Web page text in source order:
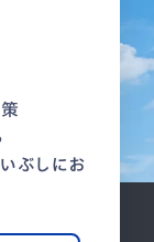
ぶしにお